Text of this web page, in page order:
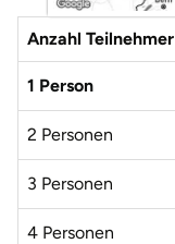
Anzahl Teilnehmer
1 Person
2 Personen
3 Personen
4 Personen